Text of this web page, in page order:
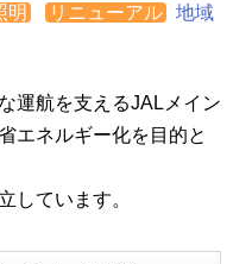
明 リニューアル
地域
運航を支えるJALメイン
エネルギー化を目的と
しています。